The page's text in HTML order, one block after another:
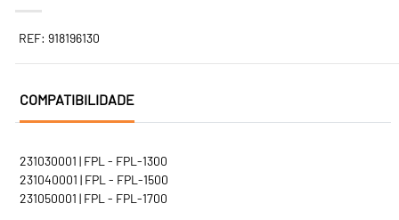
REF: 918196130
COMPATIBILIDADE
231030001 | FPL - FPL-1300
231040001 | FPL - FPL-1500
231050001 | FPL - FPL-1700